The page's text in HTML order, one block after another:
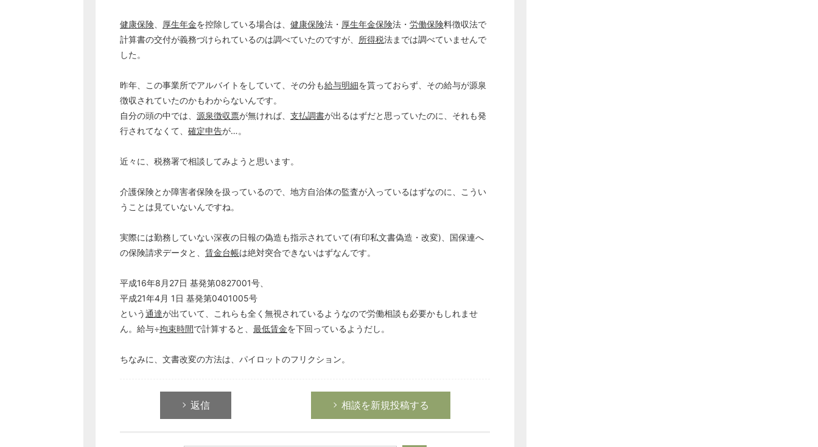
健康保険 厚生年金を控除している場合は、 健康保険法・ 厚生年金保険法・ 労働保険料徴収法で
計算書の交付が義務づけられているのは調べていたのですが、 所得税法までは調べていませんで
した。
昨年、この事業所でアルバイトをしていて、その分も給与明細を貰っておらず、その給与が源泉
徴収されていたのかもわからないんです。
自分の頭の中では、 源泉徴収票が無ければ、 支払調書が出るはずだと思っていたのに、それも発
行されてなくて、 確定申告が…。
近々に、税務署で相談してみようと思います。
介護保険とか障害者保険を扱っているので、地方自治体の監査が入っているはずなのに、こうい
うことは見ていないんですね。
実際には勤務していない深夜の日報の偽造も指示されていて(有印私文書偽造・改変)、国保連へ
の保険請求データと、 賃金台帳は絶対突合できないはずなんです。
平成16年8月27日 基発第0827001号、
平成21年4月 1日 基発第0401005号
という通達が出ていて、これらも全く無視されているようなので労働相談も必要かもしれませ
ん。給与÷拘束時間で計算すると、 最低賃金を下回っているようだし。
ちなみに、文書改変の方法は、パイロットのフリクション。
返信 相談を新規投稿する